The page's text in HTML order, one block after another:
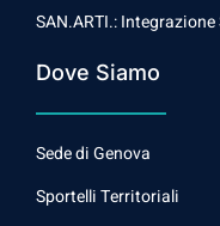
SAN.ARTI.:
Dove Siamo
Sede di Genova
Sportelli Territoriali